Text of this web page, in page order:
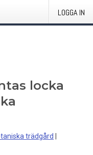
LOGGA IN
locka
trädgård